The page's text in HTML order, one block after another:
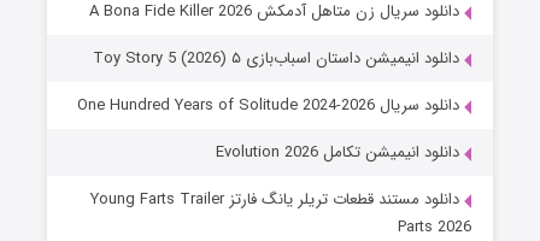
دانلود سریال زن متاهل آدمکش A Bona Fide Killer 2026
دانلود انیمیشن داستان اسباب‌بازی ۵ Toy Story 5 (2026)
دانلود سریال One Hundred Years of Solitude 2024-2026
دانلود انیمیشن تکامل Evolution 2026
دانلود مستند قطعات تریلر یانگ فارتز Young Farts Trailer
Parts 2026